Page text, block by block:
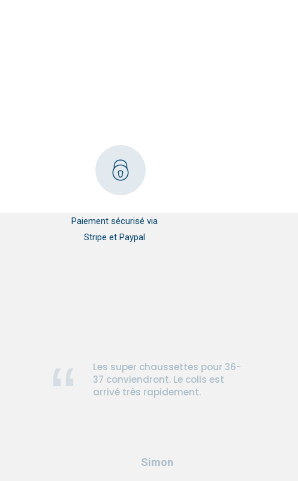
Paiement sécurisé via
Stripe et Paypal
Les super chaussettes pour 36-
37 conviendront. Le colis est
arrivé très rapidement.
Simon